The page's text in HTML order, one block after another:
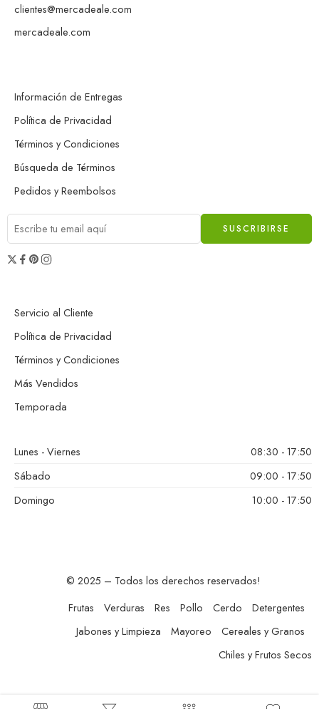
clientes@mercadeale.com
mercadeale.com
Información de Entregas
Política de Privacidad
Términos y Condiciones
Búsqueda de Términos
Pedidos y Reembolsos
Servicio al Cliente
Política de Privacidad
Términos y Condiciones
Más Vendidos
Temporada
Lunes - Viernes
08:30 - 17:50
Sábado
09:00 - 17:50
Domingo
10:00 - 17:50
© 2025 – Todos los derechos reservados!
Frutas
Verduras Res Pollo Cerdo
Detergentes
Jabones y Limpieza
Mayoreo
Cereales y Granos
Chiles y Frutos Secos